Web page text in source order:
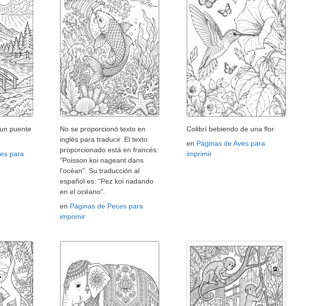
puente
para
No se proporcionó texto en
inglés para traducir. El texto
proporcionado está en francés:
"Poisson koi nageant dans
l'océan". Su traducción al
español es: "Pez koi nadando
en el océano".
en Páginas de Peces para
imprimir
Colibrí bebiendo de una flor
en Páginas de Aves para
imprimir